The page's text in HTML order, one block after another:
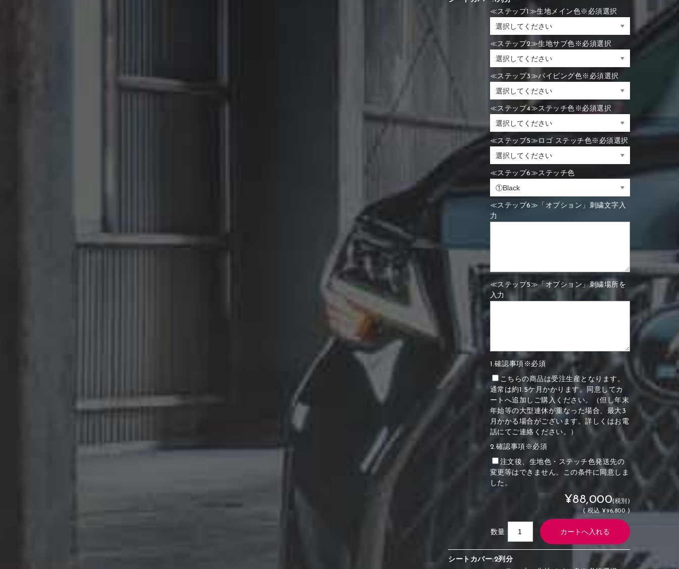
≪ステップ1≫生地メイン色※必須選択
≪ステップ2≫生地サブ色※必須選択
≪ステップ3≫パイピング色※必須選択
≪ステップ4≫ステッチ色※必須選択
≪ステップ5≫ロゴ ステッチ色※必須選択
≪ステップ6≫ステッチ色
≪ステップ6≫「オプション」刺繍文字入
力
≪ステップ5≫「オプション」刺繍場所を
入力
1.確認事項※必須
こちらの商品は受注生産となります。
通常は約1.5ケ月かかります。同意してカ
ートへ追加しご購入ください。（但し年末
年始等の大型連休が重なった場合、最大3
月かかる場合がございます。詳しくはお電
話にてご連絡ください。）
2.確認事項※必須
注文後、生地色・ステッチ色発送先の
変更等はできません。この条件に同意しま
した。
¥88,000(税別)
(税込 ¥96,800 )
数量
シートカバー:2列分